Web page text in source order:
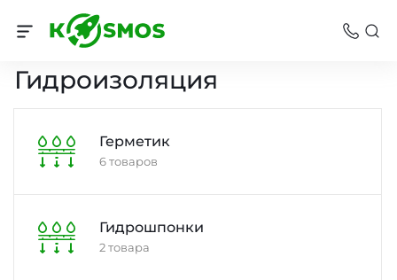
Стройматериалы
Гидроизоляция
Герметик
6 товаров
Гидрошпонки
2 товара